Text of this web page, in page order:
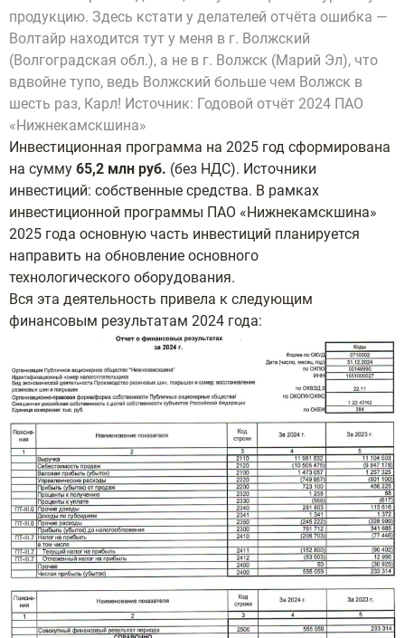
продукцию. Здесь кстати у делателей отчёта ошибка —
Волтайр находится тут у меня в г. Волжский
(Волгоградская обл.), а не в г. Волжск (Марий Эл), что
вдвойне тупо, ведь Волжский больше чем Волжск в
шесть раз, Карл! Источник: Годовой отчёт 2024 ПАО
«Нижнекамскшина»
Инвестиционная программа на 2025 год сформирована
на сумму 65,2 млн руб. (без НДС). Источники
инвестиций: собственные средства. В рамках
инвестиционной программы ПАО «Нижнекамскшина»
2025 года основную часть инвестиций планируется
направить на обновление основного
технологического оборудования.
Вся эта деятельность привела к следующим
финансовым результатам 2024 года: